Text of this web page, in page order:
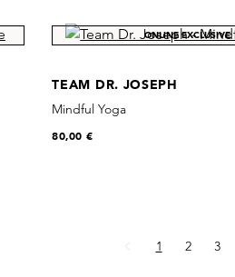
ONLINE EXCLUSIVE
TEAM DR. JOSEPH
Mindful Yoga
80,00 €
Page
1 Page
2 Page
3